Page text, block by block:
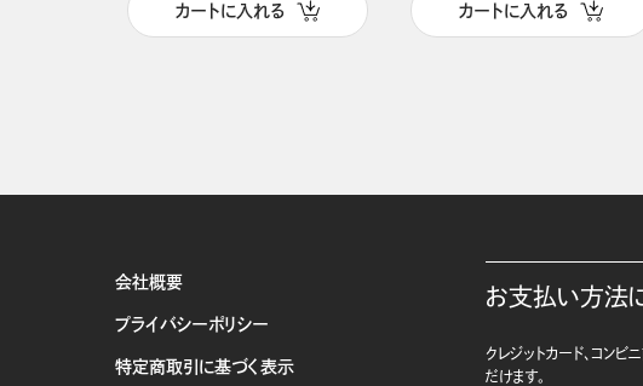
カートに入れる カートに入れる
会社概要
プライバシーポリシー
特定商取引に基づく表示
お支払い方法
クレジットカード、コン
だけます。